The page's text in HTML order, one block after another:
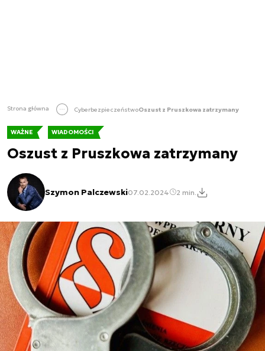
Strona główna CyberbezpieczeństwoOszust z Pruszkowa zatrzymany
WAŻNE WIADOMOŚCI
Oszust z Pruszkowa zatrzymany
Szymon Palczewski07.02.2024 2 min.